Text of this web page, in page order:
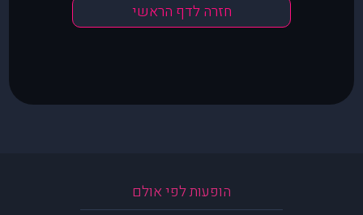
חזרה לדף הראשי
הופעות לפי אולם